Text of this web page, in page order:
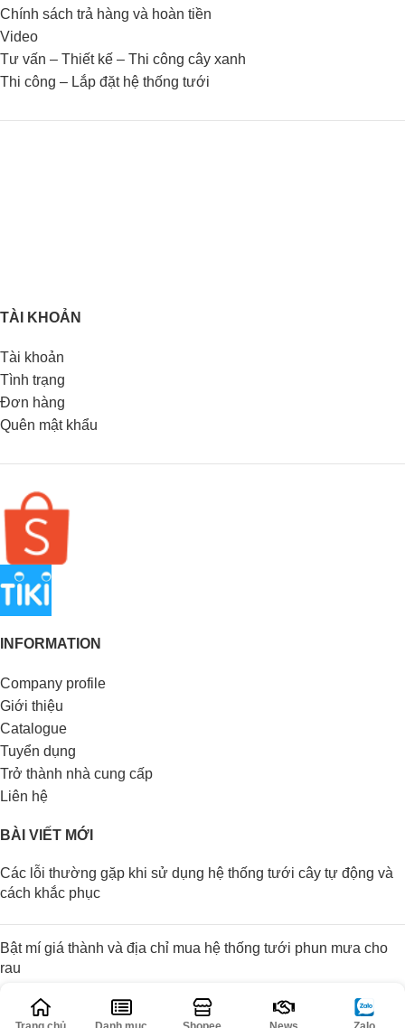
Chính sách trả hàng và hoàn tiền
Video
Tư vấn – Thiết kế – Thi công cây xanh
Thi công – Lắp đặt hệ thống tưới
TÀI KHOẢN
Tài khoản
Tình trạng
Đơn hàng
Quên mật khẩu
INFORMATION
Company profile
Giới thiệu
Catalogue
Tuyển dụng
Trở thành nhà cung cấp
Liên hệ
BÀI VIẾT MỚI
Các lỗi thường gặp khi sử dụng hệ thống tưới cây tự động và
cách khắc phục
Bật mí giá thành và địa chỉ mua hệ thống tưới phun mưa cho
rau
Các đặc điểm của phương pháp tưới phun mưa cho rau